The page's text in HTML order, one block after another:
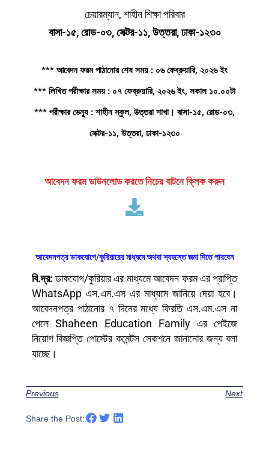
চেয়ারম্যান, শাহীন শিক্ষা পরিবার
বাসা-১৫, রোড-০৩, সেক্টর-১১, উত্তরা, ঢাকা-১২৩০
*** আবেদন ফরম পাঠানোর শেষ সময় : ০৬ ফেব্রুয়ারি, ২০২৬ ইং
*** লিখিত পরীক্ষার সময় : ০৭ ফেব্রুয়ারি, ২০২৬ ইং, সকাল ১০.০০টা
*** পরীক্ষার ভেন্যু : শাহীন স্কুল, উত্তরা শাখা। বাসা-১৫, রোড-০৩,
সেক্টর-১১, উত্তরা, ঢাকা-১২৩০
আবেদন ফরম ডাউনলোড করতে নিচের বাটনে ক্লিক করুন
আবেদনপত্র ডাকযোগে/কুরিয়ারের মাধ্যমে অথবা স্বহস্তে জমা দিতে পারবেন
বি.দ্র: ডাকযোগ/কুরিয়ার এর মাধ্যমে আবেদন ফরম এর প্রাপ্তি
WhatsApp এস.এম.এস এর মাধ্যমে জানিয়ে দেয়া হবে।
আবেদনপত্র পাঠানোর ৭ দিনের মধ্যে ফিরতি এস.এম.এস না
পেলে Shaheen Education Family এর পেইজে
নিয়োগ বিজ্ঞপ্তি পোস্টের কমেন্টস সেকশনে জানানোর জন্য বলা
যাচ্ছে।
Previous Next
Share the Post: